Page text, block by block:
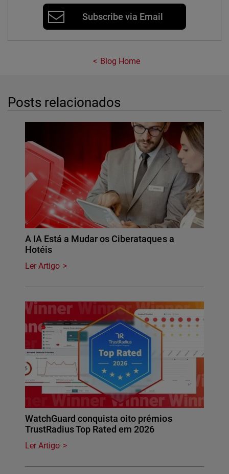
Subscribe via Email
Blog Home
Posts relacionados
A IA Está a Mudar os Ciberataques a
Hotéis
Ler Artigo
WatchGuard conquista oito prémios
TrustRadius Top Rated em 2026
Ler Artigo